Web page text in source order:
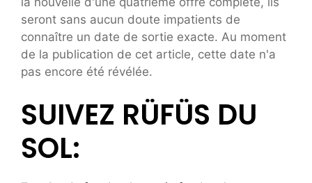
seront sans aucun doute impatients de
connaître un date de sortie exacte. Au moment
de la publication de cet article, cette date n'a
pas encore été révélée.
SUIVEZ RÜFÜS DU
SOL: